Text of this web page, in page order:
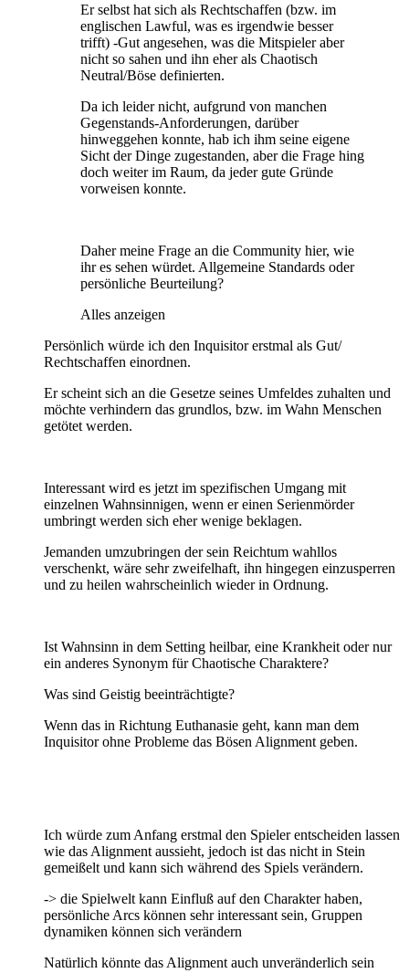
Er selbst hat sich als Rechtschaffen (bzw. im
englischen Lawful, was es irgendwie besser
trifft) -Gut angesehen, was die Mitspieler aber
nicht so sahen und ihn eher als Chaotisch
Neutral/Böse definierten.
Da ich leider nicht, aufgrund von manchen
Gegenstands-Anforderungen, darüber
hinweggehen konnte, hab ich ihm seine eigene
Sicht der Dinge zugestanden, aber die Frage hing
doch weiter im Raum, da jeder gute Gründe
vorweisen konnte.
Daher meine Frage an die Community hier, wie
ihr es sehen würdet. Allgemeine Standards oder
persönliche Beurteilung?
Alles anzeigen
Persönlich würde ich den Inquisitor erstmal als Gut/
Rechtschaffen einordnen.
Er scheint sich an die Gesetze seines Umfeldes zuhalten und
möchte verhindern das grundlos, bzw. im Wahn Menschen
getötet werden.
Interessant wird es jetzt im spezifischen Umgang mit
einzelnen Wahnsinnigen, wenn er einen Serienmörder
umbringt werden sich eher wenige beklagen.
Jemanden umzubringen der sein Reichtum wahllos
verschenkt, wäre sehr zweifelhaft, ihn hingegen einzusperren
und zu heilen wahrscheinlich wieder in Ordnung.
Ist Wahnsinn in dem Setting heilbar, eine Krankheit oder nur
ein anderes Synonym für Chaotische Charaktere?
Was sind Geistig beeinträchtigte?
Wenn das in Richtung Euthanasie geht, kann man dem
Inquisitor ohne Probleme das Bösen Alignment geben.
Ich würde zum Anfang erstmal den Spieler entscheiden lassen
wie das Alignment aussieht, jedoch ist das nicht in Stein
gemeißelt und kann sich während des Spiels verändern.
-> die Spielwelt kann Einfluß auf den Charakter haben,
persönliche Arcs können sehr interessant sein, Gruppen
dynamiken können sich verändern
Natürlich könnte das Alignment auch unveränderlich sein